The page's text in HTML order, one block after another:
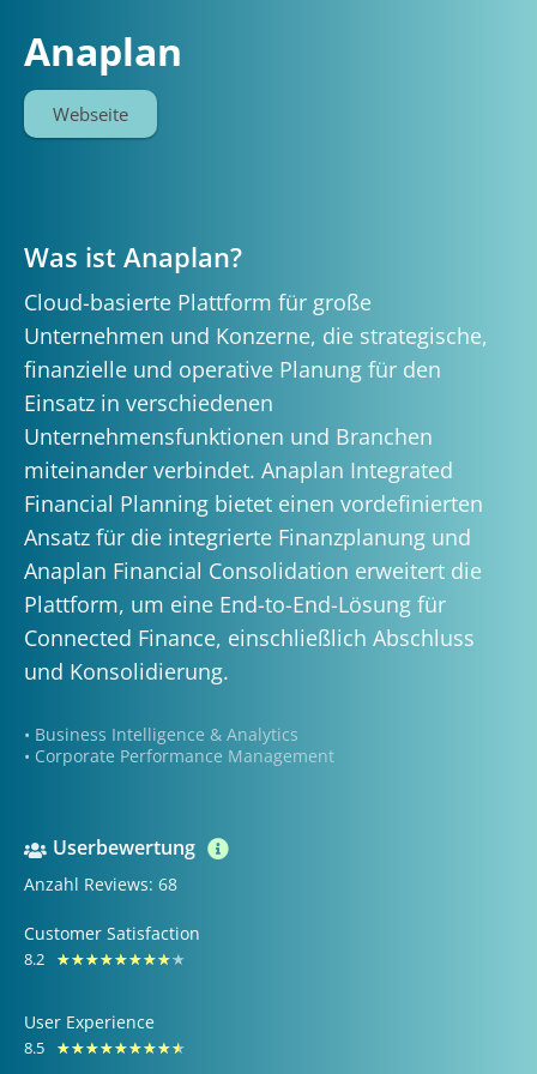
Anaplan
Webseite
Was ist Anaplan?
Cloud-basierte Plattform für große
Unternehmen und Konzerne, die strategische,
finanzielle und operative Planung für den
Einsatz in verschiedenen
Unternehmensfunktionen und Branchen
miteinander verbindet. Anaplan Integrated
Financial Planning bietet einen vordefinierten
Ansatz für die integrierte Finanzplanung und
Anaplan Financial Consolidation erweitert die
Plattform, um eine End-to-End-Lösung für
Connected Finance, einschließlich Abschluss
und Konsolidierung.
• Business Intelligence & Analytics
• Corporate Performance Management
Userbewertung
Anzahl Reviews: 68
Customer Satisfaction
8.2 ★★★★★★★★★
User Experience
8.5 ★★★★★★★★★